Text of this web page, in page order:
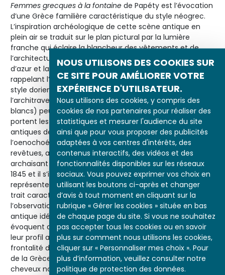
NOUS UTILISONS DES COOKIES SUR
CE SITE POUR AMÉLIORER VOTRE
EXPÉRIENCE D'UTILISATEUR.
Nous utilisons des cookies, y compris des
cookies de nos partenaires pour réaliser des
statistiques et mesurer l'audience du site
ainsi que pour vous proposer des publicités
adaptées à vos centres d'intérêts, des
contenus interactifs, des vidéos et des
fonctionnalités disponibles sur les réseaux
sociaux. Vous pouvez exprimer vos choix en
utilisant les boutons ci-après et changer
d’avis à tout moment en cliquant sur la
rubrique « Gérer les cookies » située en bas
de chaque page du site. Si vous ne souhaitez
pas accepter tous les cookies ou en savoir
plus sur comment nous utilisons les cookies,
cliquer sur « Personnaliser mes choix ». Pour
plus d’information, veuillez consulter notre
politique de protection des données.
Femmes grecques à la fontaine de Papéty est l’évocation
d’une Grèce familière caractéristique du style néogrec.
L’inspiration archéologique de cette scène antique en
plein air se traduit sur le plan pictural par la lumière
franche qui éclaire la blancheur des vêtements et de
l’architecture, par la perspective qui s’ouvre vers une mer
d’azur et laisse apparaître des bâtiments massifs
rappelant l’Acropole, par l’encadrement architectural de
style dorien, par l’inscription en lettres grecques sur
l’architrave. La simplicité de la palette (ocres, rouges,
blancs) peut rappeler la céramique. Les vases que
portent les jeunes femmes sont copiés sur les modèles
antiques de l’hydrie, destinée à recueillir l’eau, et de
l’oenochoé, pour le vin. Les péplos blancs dont elles sont
revêtues, aux plis larges et lourds, donnent un aspect
archaïsant à leurs poses : Papéty avait visité l’Acropole en
1845 et il s’inspire des caryatides de l’Erechteion pour
représenter la femme au centre du tableau. Un autre
trait caractéristique du style néogrec est la réunion de
l’observation ethnographique réaliste et du modèle
antique idéalisé : les Grecques peintes par Papéty
évoquent autant la statuaire classique par leur silhouette,
leur profil aquilin, les proportions de leurs membres et la
frontalité de la figure féminine centrale, que les femmes
de la Grèce contemporaine avec leur peau halée et leurs
cheveux noirs.